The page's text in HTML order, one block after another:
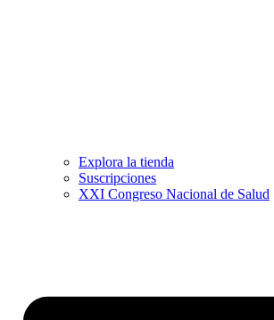
Explora la tienda
Suscripciones
XXI Congreso Nacional de Salud